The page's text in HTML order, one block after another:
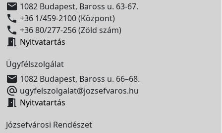
 1082 Budapest, Baross u. 63-67.
 +36 1/459-2100 (Központ)
 +36 80/277-256 (Zöld szám)
 Nyitvatartás
Ügyfélszolgálat
 1082 Budapest, Baross u. 66–68.
 ugyfelszolgalat@jozsefvaros.hu
 Nyitvatartás
Józsefvárosi Rendészet